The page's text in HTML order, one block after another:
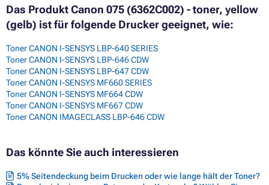
Das Produkt Canon 075 (6362C002) - toner, yellow
(gelb) ist für folgende Drucker geeignet, wie:
Toner CANON I-SENSYS LBP-640 SERIES
Toner CANON I-SENSYS LBP-646 CDW
Toner CANON I-SENSYS LBP-647 CDW
Toner CANON I-SENSYS MF660 SERIES
Toner CANON I-SENSYS MF664 CDW
Toner CANON I-SENSYS MF667 CDW
Toner CANON IMAGECLASS LBP-646 CDW
Das könnte Sie auch interessieren
5% Seitendeckung beim Drucken oder wie lange hält der Toner?